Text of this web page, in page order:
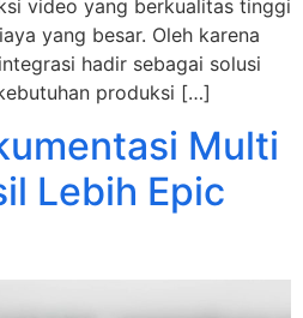
video yang berkualitas tinggi
yang besar. Oleh karena
hadir sebagai solusi
produksi […]
Multi
Lebih Epic